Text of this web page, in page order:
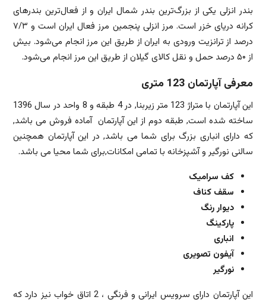
بندر انزلی یکی از بزرگ‌ترین بندر شمال ایران و از فعال‌ترین بندرهای
کرانه دریای خزر است. مرز انزلی پنجمین مرز فعال ایران است و ۷/۳
درصد از ترانزیت ورودی به ایران از طریق این مرز انجام می‌شود. بیش
از ۵۰ درصد حمل و نقل کالای گیلان از طریق این مرز انجام می‌شود.
معرفی آپارتمان 123 متری
این آپارتمان با متراژ 123 متر زیربنا, در 4 طبقه و 8 واحد در سال 1396
ساخته شده است, طبقه دوم از این آپارتمان آماده فروش می باشد,
که دارای انباری بزرگ برای شما می باشد, در این آپارتمان همچنین
سالنی نورگیر و آشپزخانه با تمامی امکانات,برای شما محیا می باشد.
کف سرامیک
سقف کناف
دیوار رنگ
پارکینگ
انباری
آیفون تصویری
نورگیر
این آپارتمان دارای سرویس ایرانی و فرنگی ، 2 اتاق خواب نیز دارد که